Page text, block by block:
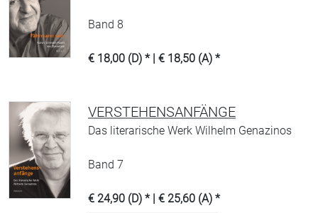
Band 8
€ 18,00 (D) * | € 18,50 (A) *
VERSTEHENSANFÄNGE
Das literarische Werk Wilhelm Genazinos
Band 7
€ 24,90 (D) * | € 25,60 (A) *